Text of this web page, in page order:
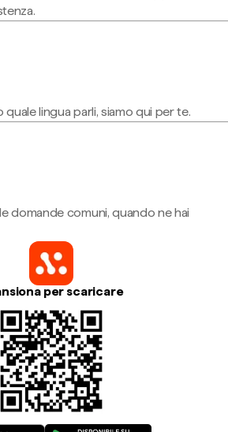
lingua parli, siamo qui per te.
domande comuni, quando ne hai
per scaricare